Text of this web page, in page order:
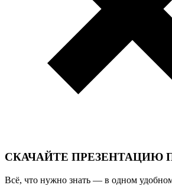
СКАЧАЙТЕ ПРЕЗЕНТАЦИЮ
Всё, что нужно знать — в одном